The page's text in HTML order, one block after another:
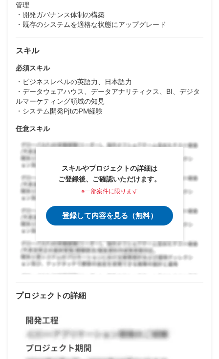
管理
・開発ガバナンス体制の構築
・既存のシステムを適格な状態にアップグレード
スキル
必須スキル
・ビジネスレベルの英語力、日本語力
・データウェアハウス、データアナリティクス、BI、デジタ
ルマーケティング領域の知見
・システム開発PjtのPM経験
任意スキル
スキルやプロジェクトの詳細は
ご登録後、ご確認いただけます。
※一部案件に限ります
登録して内容を見る（無料）
プロジェクトの詳細